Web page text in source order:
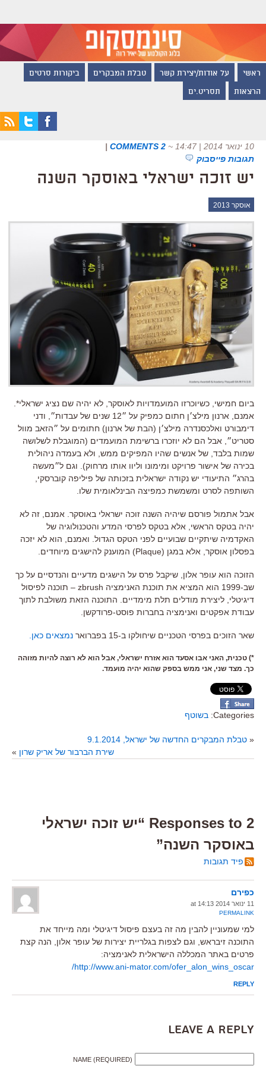
ראשי על אודות/יצירת קשר טבלת המבקרים ביקורות סרטים
הרצאות תסריט.ים
10 ינואר 2014 | 14:47 ~
2 COMMENTS
|
תגובות פייסבוק
יש זוכה ישראלי באוסקר השנה
אוסקר 2013
ביום חמישי, כשיוכרזו המועמדויות לאוסקר, לא יהיה שם נציג ישראלי*.
אמנם, ארנון מילצ׳ן חתום כמפיק על ״12 שנים של עבדות״, ודני
דימבורט ואלכסנדרה מילצ׳ן (הבת של ארנון) חתומים על ״הזאב מוול
סטריט״, אבל הם לא יוזכרו ברשימת המועמדים (המוגבלת לשלושה
שמות בלבד, של אנשים שהיו המפיקים ממש, ולא בעמדה ניהולית
בכירה של אישור פרויקט ומימונו וליוו אותו מרחוק). וגם ל״מעשה
בהרג״ התיעודי יש נקודה ישראלית בזכותה של פיליפה קוברסקי,
השותפה לסרט ומשמשת כמפיצה הבינלאומית שלו.
אבל אתמול פורסם שיהיה השנה זוכה ישראלי באוסקר. אמנם, זה לא
יהיה בטקס הראשי, אלא בטקס לפרסי המדע והטכנולוגיה של
האקדמיה שיתקיים שבועיים לפני הטקס הגדול. ואמנם, הוא לא יזכה
בפסלון אוסקר, אלא במגן (Plaque) המוענק להישגים מיוחדים.
הזוכה הוא עופר אלון, שיקבל פרס על הישגים מדעיים והנדסיים על כך
שב-1999 הוא המציא את תוכנת האנימציה zbrush – תוכנה לפיסול
דיגיטלי, ליצירת מודלים תלת מימדיים. התוכנה הזאת משולבת לתוך
עבודת אפקטים ואנימציה בחברות פוסט-פרודקשן.
שאר הזוכים בפרסי הטכניים שיחולקו ב-15 בפברואר נמצאים כאן.
*) טכנית, האני אבו אסעד הוא אזרח ישראלי, אבל הוא לא רוצה להיות מזוהה
כך. מצד שני, אני ממש בספק שהוא יהיה מועמד.
Categories: בשוטף
« טבלת המבקרים החדשה של ישראל, 9.1.2014
שירת הברבור של אריק שרון »
2 Responses to “יש זוכה ישראלי
באוסקר השנה”
פיד תגובות
כפירם
11 ינואר 2014 at 14:13
PERMALINK
למי שמעוניין להבין מה זה בעצם פיסול דיגיטלי ומה מייחד את
התוכנה זיבראש, וגם לצפות בגלריית יצירות של עופר אלון, הנה קצת
פרטים באתר המכללה הישראלית לאנימציה:
http://www.ani-mator.com/ofer_alon_wins_oscar/
REPLY
Leave a Reply
NAME (REQUIRED)